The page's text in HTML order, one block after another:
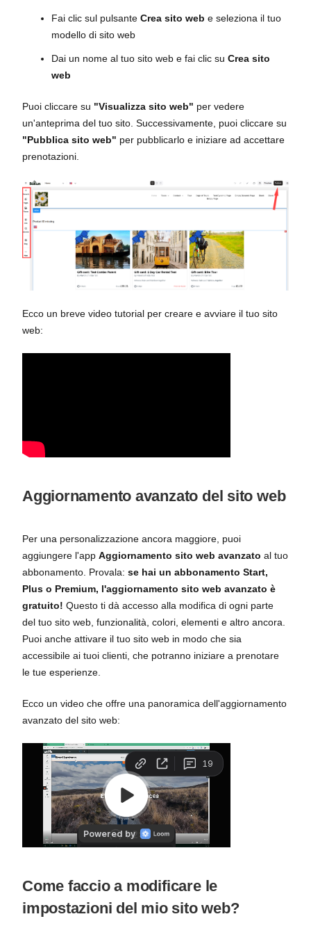
Fai clic sul pulsante Crea sito web e seleziona il tuo
modello di sito web
Dai un nome al tuo sito web e fai clic su Crea sito
web
Puoi cliccare su "Visualizza sito web" per vedere
un'anteprima del tuo sito. Successivamente, puoi cliccare su
"Pubblica sito web" per pubblicarlo e iniziare ad accettare
prenotazioni.
Ecco un breve video tutorial per creare e avviare il tuo sito
web:
Aggiornamento avanzato del sito web
Per una personalizzazione ancora maggiore, puoi
aggiungere l'app Aggiornamento sito web avanzato al tuo
abbonamento. Provala: se hai un abbonamento Start,
Plus o Premium, l'aggiornamento sito web avanzato è
gratuito! Questo ti dà accesso alla modifica di ogni parte
del tuo sito web, funzionalità, colori, elementi e altro ancora.
Puoi anche attivare il tuo sito web in modo che sia
accessibile ai tuoi clienti, che potranno iniziare a prenotare
le tue esperienze.
Ecco un video che offre una panoramica dell'aggiornamento
avanzato del sito web:
Come faccio a modificare le
impostazioni del mio sito web?